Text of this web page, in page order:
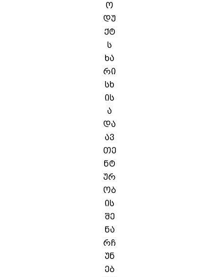
ო
დუ
ქტ
ს
ხა
რი
სხ
ის
ა
და
ავ
თე
ნტ
ურ
ობ
ის
შე
ნა
რჩ
უნ
ებ